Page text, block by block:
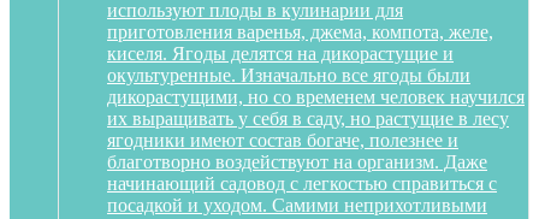
используют плоды в кулинарии для
приготовления варенья, джема, компота, желе,
киселя. Ягоды делятся на дикорастущие и
окультуренные. Изначально все ягоды были
дикорастущими, но со временем человек научился
их выращивать у себя в саду, но растущие в лесу
ягодники имеют состав богаче, полезнее и
благотворно воздействуют на организм. Даже
начинающий садовод с легкостью справиться с
посадкой и уходом. Самими неприхотливыми